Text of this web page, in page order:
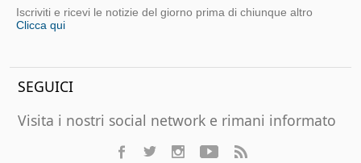
Iscriviti e ricevi le notizie del giorno prima di chiunque altro
Clicca qui
SEGUICI
Visita i nostri social network e rimani informato